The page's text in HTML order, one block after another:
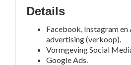
Details
Facebook, Instagram
advertising (verkoop).
Vormgeving Social
Google Ads.